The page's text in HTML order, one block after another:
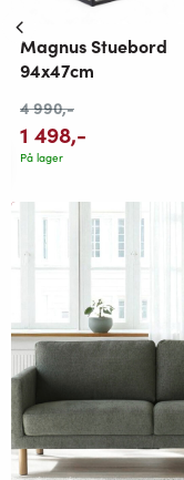
Magnus Stuebord
94x47cm
4 990,-
1 498,-
På lager